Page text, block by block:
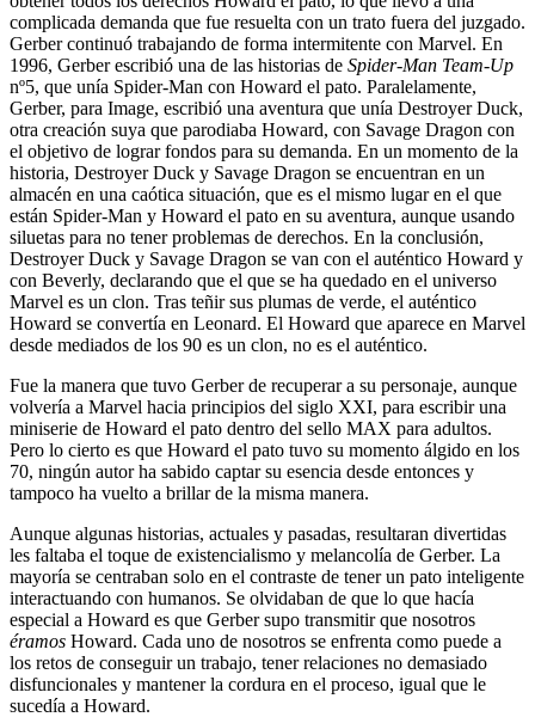
complicada demanda que fue resuelta con un trato fuera del juzgado.
Gerber continuó trabajando de forma intermitente con Marvel. En
1996, Gerber escribió una de las historias de Spider-Man Team-Up
nº5, que unía Spider-Man con Howard el pato. Paralelamente,
Gerber, para Image, escribió una aventura que unía Destroyer Duck,
otra creación suya que parodiaba Howard, con Savage Dragon con
el objetivo de lograr fondos para su demanda. En un momento de la
historia, Destroyer Duck y Savage Dragon se encuentran en un
almacén en una caótica situación, que es el mismo lugar en el que
están Spider-Man y Howard el pato en su aventura, aunque usando
siluetas para no tener problemas de derechos. En la conclusión,
Destroyer Duck y Savage Dragon se van con el auténtico Howard y
con Beverly, declarando que el que se ha quedado en el universo
Marvel es un clon. Tras teñir sus plumas de verde, el auténtico
Howard se convertía en Leonard. El Howard que aparece en Marvel
desde mediados de los 90 es un clon, no es el auténtico.
Fue la manera que tuvo Gerber de recuperar a su personaje, aunque
volvería a Marvel hacia principios del siglo XXI, para escribir una
miniserie de Howard el pato dentro del sello MAX para adultos.
Pero lo cierto es que Howard el pato tuvo su momento álgido en los
70, ningún autor ha sabido captar su esencia desde entonces y
tampoco ha vuelto a brillar de la misma manera.
Aunque algunas historias, actuales y pasadas, resultaran divertidas
les faltaba el toque de existencialismo y melancolía de Gerber. La
mayoría se centraban solo en el contraste de tener un pato inteligente
interactuando con humanos. Se olvidaban de que lo que hacía
especial a Howard es que Gerber supo transmitir que nosotros
éramos Howard. Cada uno de nosotros se enfrenta como puede a
los retos de conseguir un trabajo, tener relaciones no demasiado
disfuncionales y mantener la cordura en el proceso, igual que le
sucedía a Howard.